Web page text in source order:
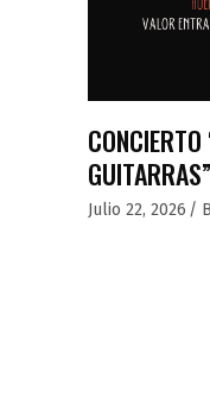
GUITARRAS”
Julio 22, 2026